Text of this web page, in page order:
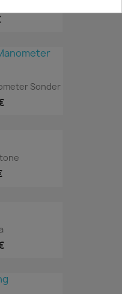
Sonder